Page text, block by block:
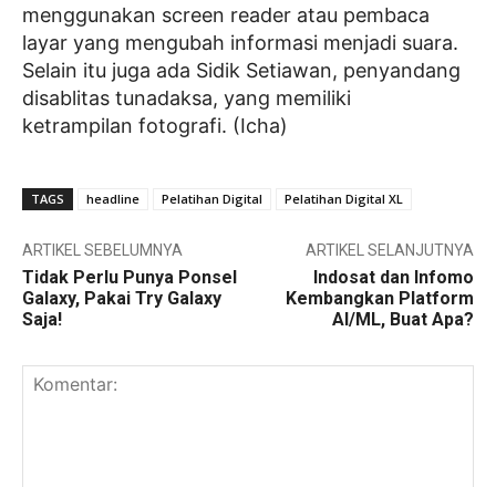
menggunakan screen reader atau pembaca
layar yang mengubah informasi menjadi suara.
Selain itu juga ada Sidik Setiawan, penyandang
disablitas tunadaksa, yang memiliki
ketrampilan fotografi. (Icha)
TAGS headline Pelatihan Digital Pelatihan Digital XL
ARTIKEL SEBELUMNYA
Tidak Perlu Punya Ponsel
Galaxy, Pakai Try Galaxy
Saja!
ARTIKEL SELANJUTNYA
Indosat dan Infomo
Kembangkan Platform
AI/ML, Buat Apa?